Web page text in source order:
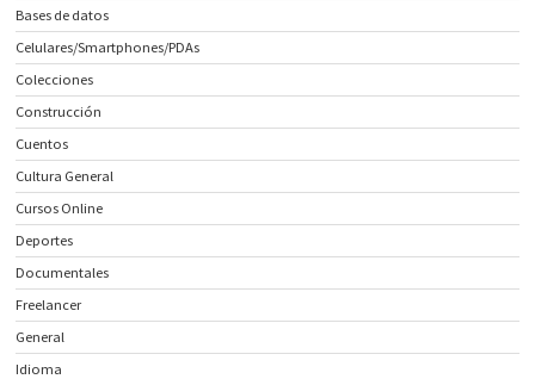
Bases de datos
Celulares/Smartphones/PDAs
Colecciones
Construcción
Cuentos
Cultura General
Cursos Online
Deportes
Documentales
Freelancer
General
Idioma